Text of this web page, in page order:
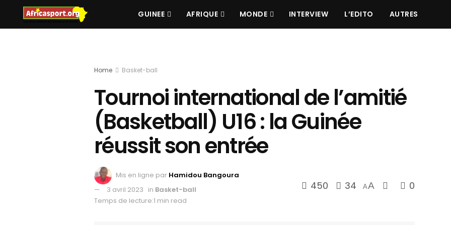
GUINEE AFRIQUE MONDE INTERVIEW L’EDITO AUTRES
Home Basket-ball
Tournoi international de l’amitié
(Basketball) U16 : la Guinée
réussit son entrée
Mis en ligne par Hamidou Bangoura
3 avril 2023 in Basket-ball
Temps de lecture:1 min read
450 34 AA 0